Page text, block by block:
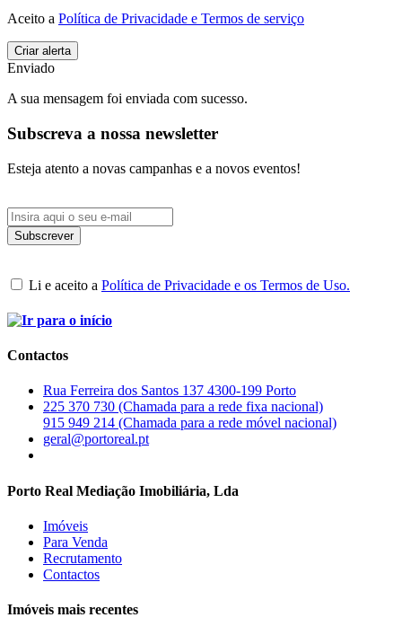
Aceito a Política de Privacidade e Termos de serviço
Enviado
A sua mensagem foi enviada com sucesso.
Subscreva a nossa newsletter
Esteja atento a novas campanhas e a novos eventos!
Li e aceito a Política de Privacidade e os Termos de Uso.
Contactos
Rua Ferreira dos Santos 137 4300-199 Porto
225 370 730 (Chamada para a rede fixa nacional)
915 949 214 (Chamada para a rede móvel nacional)
geral@portoreal.pt
Porto Real Mediação Imobiliária, Lda
Imóveis
Para Venda
Recrutamento
Contactos
Imóveis mais recentes